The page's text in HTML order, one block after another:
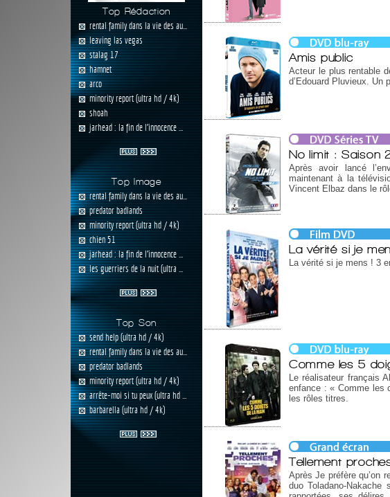
Top Rédaction
rental family dans la vie des au...
leaving las vegas
stalag 17
hamnet
arco
minority report (ultra hd / 4k)
shoah
jarhead : la fin de l'innocence ...
Top Image
rental family dans la vie des au...
predator badlands
minority report (ultra hd / 4k)
chien 51
jarhead : la fin de l'innocence ...
les guerriers de la nuit (ultra ...
Top Son
send help (ultra hd / 4k)
rental family dans la vie des au...
predator badlands
minority report (ultra hd / 4k)
arrête-moi si tu peux (ultra hd ...
barbarella (ultra hd / 4k)
Amis public
Acteur le plus rentable
d’Edouard Pluvieux. Un
No limit : Saison
Après avoir lancé
maintenant à la
Vincent Elbaz dans le
La vérité si je
La vérité si je mens ! 3
Comme les 5
Le réalisateur français
enfance : « Comme les
les rôles titres.
Tellement
Après Je préfère qu’on
duo Toladano-